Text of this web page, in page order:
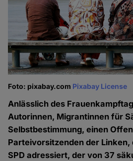
Foto: pixabay.com Pixabay License
Anlässlich des
Autorinnen, Migrantinnen für
Selbstbestimmung, einen
Parteivorsitzenden der Linken,
SPD adressiert, der von 37